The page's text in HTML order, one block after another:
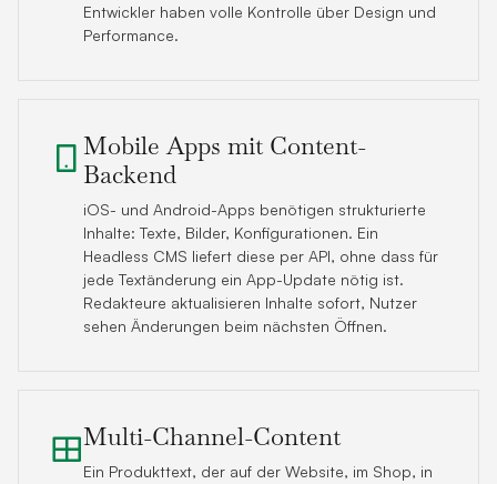
Entwickler haben volle Kontrolle über Design und
Performance.
Mobile Apps mit Content-
Backend
iOS- und Android-Apps benötigen strukturierte
Inhalte: Texte, Bilder, Konfigurationen. Ein
Headless CMS liefert diese per API, ohne dass für
jede Textänderung ein App-Update nötig ist.
Redakteure aktualisieren Inhalte sofort, Nutzer
sehen Änderungen beim nächsten Öffnen.
Multi-Channel-Content
Ein Produkttext, der auf der Website, im Shop, in